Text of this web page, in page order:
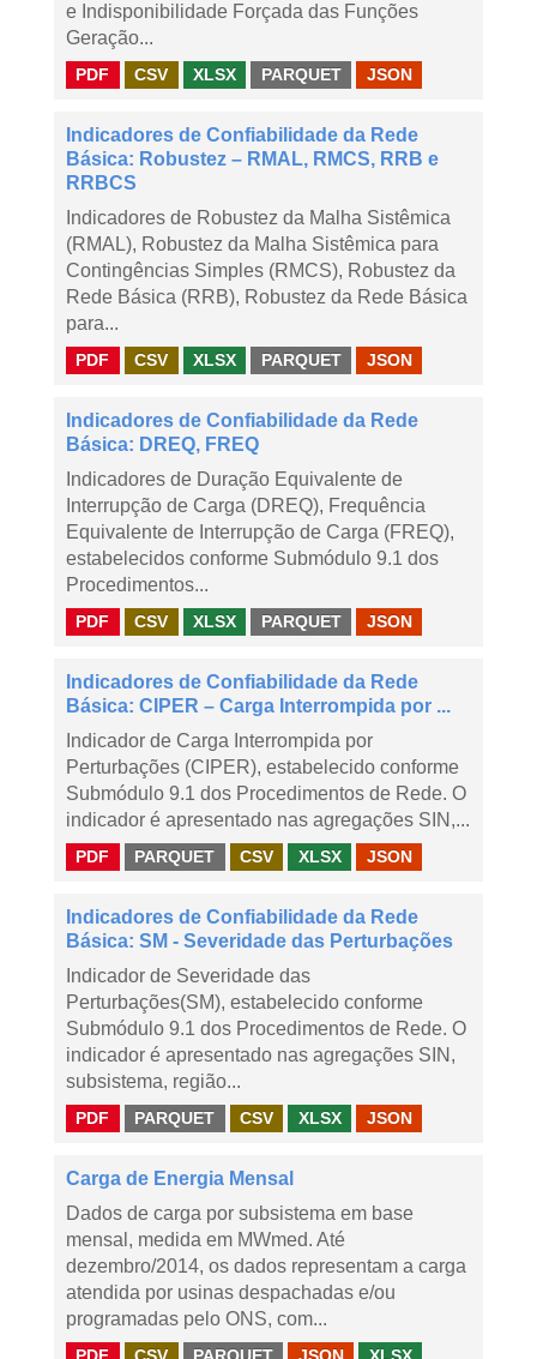
e Indisponibilidade Forçada das Funções
Geração...
PDF CSV XLSX PARQUET JSON
Indicadores de Confiabilidade da Rede
Básica: Robustez – RMAL, RMCS, RRB e
RRBCS
Indicadores de Robustez da Malha Sistêmica
(RMAL), Robustez da Malha Sistêmica para
Contingências Simples (RMCS), Robustez da
Rede Básica (RRB), Robustez da Rede Básica
para...
PDF CSV XLSX PARQUET JSON
Indicadores de Confiabilidade da Rede
Básica: DREQ, FREQ
Indicadores de Duração Equivalente de
Interrupção de Carga (DREQ), Frequência
Equivalente de Interrupção de Carga (FREQ),
estabelecidos conforme Submódulo 9.1 dos
Procedimentos...
PDF CSV XLSX PARQUET JSON
Indicadores de Confiabilidade da Rede
Básica: CIPER – Carga Interrompida por ...
Indicador de Carga Interrompida por
Perturbações (CIPER), estabelecido conforme
Submódulo 9.1 dos Procedimentos de Rede. O
indicador é apresentado nas agregações SIN,...
PDF PARQUET CSV XLSX JSON
Indicadores de Confiabilidade da Rede
Básica: SM - Severidade das Perturbações
Indicador de Severidade das
Perturbações(SM), estabelecido conforme
Submódulo 9.1 dos Procedimentos de Rede. O
indicador é apresentado nas agregações SIN,
subsistema, região...
PDF PARQUET CSV XLSX JSON
Carga de Energia Mensal
Dados de carga por subsistema em base
mensal, medida em MWmed. Até
dezembro/2014, os dados representam a carga
atendida por usinas despachadas e/ou
programadas pelo ONS, com...